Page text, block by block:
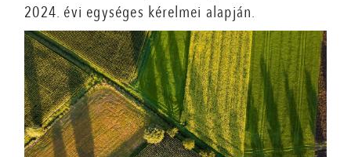
2024. évi egységes kérelmei alapján.